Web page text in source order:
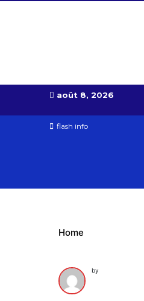
août 8, 2026
flash info
Home
by